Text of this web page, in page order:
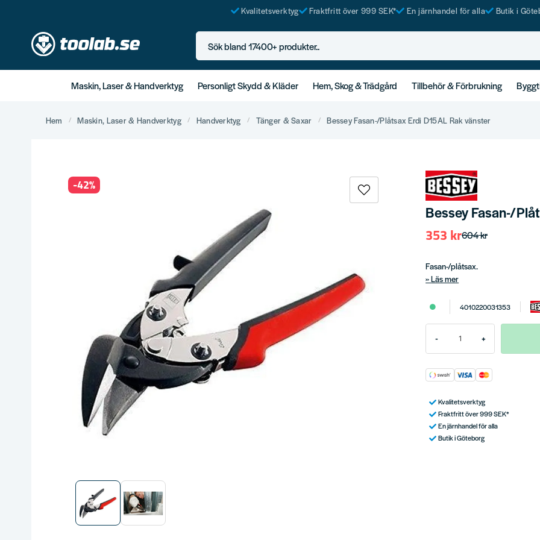
Kvalitetsverktyg Fraktfritt över 999 SEK* En järnhandel för alla Butik i
Sök bland 17400+ produkter..
Maskin, Laser & Handverktyg Personligt Skydd & Kläder Hem, Skog & Trädgård Tillbehör & Förbrukning
Hem Maskin, Laser & Handverktyg Handverktyg Tänger & Saxar Bessey Fasan-/Plåtsax Erdi D15AL Rak vänster
-42%
Bessey Fasan-/
604 kr
353 kr
Fasan-/plåtsax.
Läs mer
4010220031353
- +
Kvalitetsverktyg
Fraktfritt över 999 SEK*
En järnhandel för alla
Butik i Göteborg